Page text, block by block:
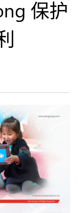
保护